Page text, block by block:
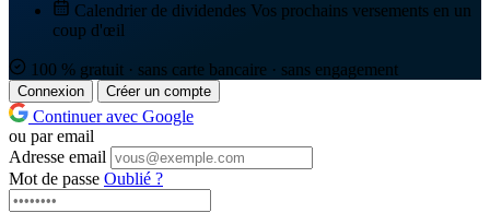
Calendrier de dividendes Vos prochains versements en un
coup d'œil
100 % gratuit · sans carte bancaire · sans engagement
Connexion Créer un compte
Continuer avec Google
ou par email
Adresse email
Mot de passe Oublié ?